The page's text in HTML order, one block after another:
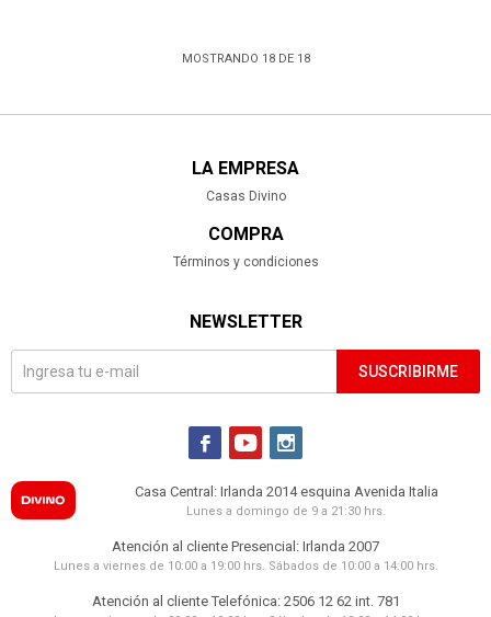
MOSTRANDO 18DE 18
LA EMPRESA
Casas Divino
COMPRA
Términos y condiciones
NEWSLETTER
SUSCRIBIRME
  
Casa Central: Irlanda 2014 esquina Avenida Italia
Lunes a domingo de 9 a 21:30 hrs.
Atención al cliente Presencial: Irlanda 2007
Lunes a viernes de 10:00 a 19:00 hrs. Sábados de 10:00 a 14:00 hrs.
Atención al cliente Telefónica: 2506 12 62 int. 781